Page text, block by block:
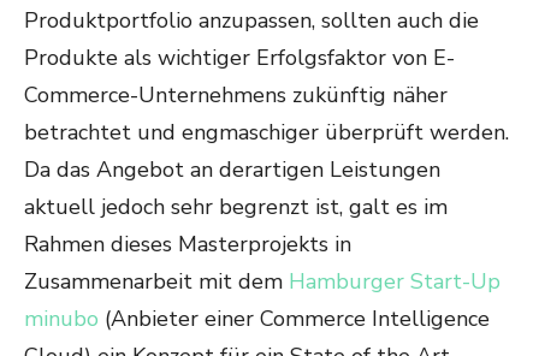
Produktportfolio anzupassen, sollten auch die
Produkte als wichtiger Erfolgsfaktor von E-
Commerce-Unternehmens zukünftig näher
betrachtet und engmaschiger überprüft werden.
Da das Angebot an derartigen Leistungen
aktuell jedoch sehr begrenzt ist, galt es im
Rahmen dieses Masterprojekts in
Zusammenarbeit mit dem Hamburger Start-Up
minubo (Anbieter einer Commerce Intelligence